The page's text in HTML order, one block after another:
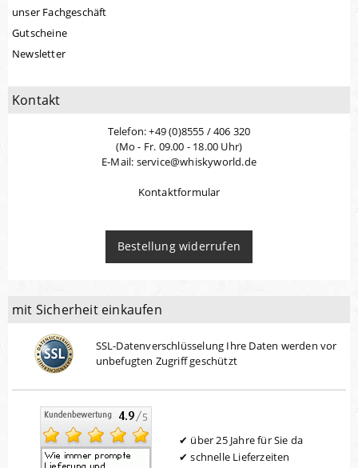
unser Fachgeschäft
Gutscheine
Newsletter
Kontakt
Telefon: +49 (0)8555 / 406 320
(Mo - Fr. 09.00 - 18.00 Uhr)
E-Mail: service@whiskyworld.de
Kontaktformular
Bestellung widerrufen
mit Sicherheit einkaufen
SSL-Datenverschlüsselung Ihre Daten werden vor
unbefugten Zugriff geschützt
über 25 Jahre für Sie da
schnelle Lieferzeiten